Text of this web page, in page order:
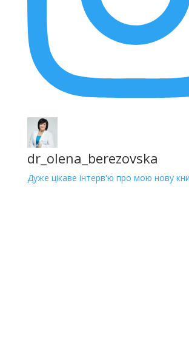
dr_olena_berezovska
Дуже цікаве інтерв'ю про мою нову